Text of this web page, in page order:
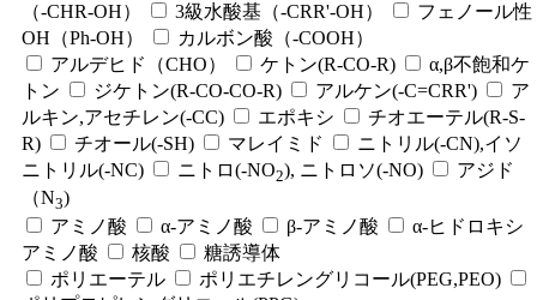
（-CHR-OH）
3級水酸基（-CRR'-OH）
フェノール性
OH（Ph-OH）
カルボン酸（-COOH）
アルデヒド（CHO）
ケトン(R-CO-R)
α,β不飽和ケ
トン
ジケトン(R-CO-CO-R) アルケン(-C=CRR')
ア
ルキン,アセチレン(-CC)
エポキシ
チオエーテル(R-S-
R)
チオール(-SH) マレイミド
ニトリル(-CN),イソ
ニトリル(-NC)
ニトロ(-NO2), ニトロソ(-NO)
アジド
（N3)
アミノ酸
α-アミノ酸 β-アミノ酸
α-ヒドロキシ
アミノ酸
核酸
糖誘導体
ポリエーテル
ポリエチレングリコール(PEG,PEO)